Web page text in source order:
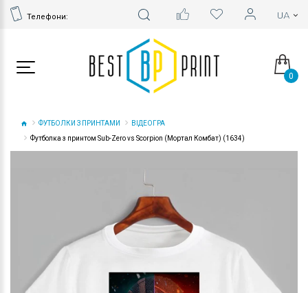
Телефони:
0
ФУТБОЛКИ З ПРИНТАМИ
ВІДЕОГРА
Футболка з принтом Sub-Zero vs Scorpion (Мортал Комбат) (1634)